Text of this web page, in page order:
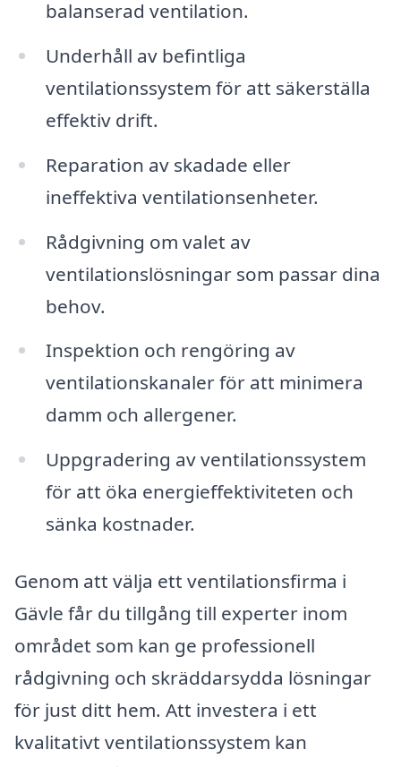
balanserad ventilation.
Underhåll av befintliga
ventilationssystem för att säkerställa
effektiv drift.
Reparation av skadade eller
ineffektiva ventilationsenheter.
Rådgivning om valet av
ventilationslösningar som passar dina
behov.
Inspektion och rengöring av
ventilationskanaler för att minimera
damm och allergener.
Uppgradering av ventilationssystem
för att öka energieffektiviteten och
sänka kostnader.
Genom att välja ett ventilationsfirma i
Gävle får du tillgång till experter inom
området som kan ge professionell
rådgivning och skräddarsydda lösningar
för just ditt hem. Att investera i ett
kvalitativt ventilationssystem kan